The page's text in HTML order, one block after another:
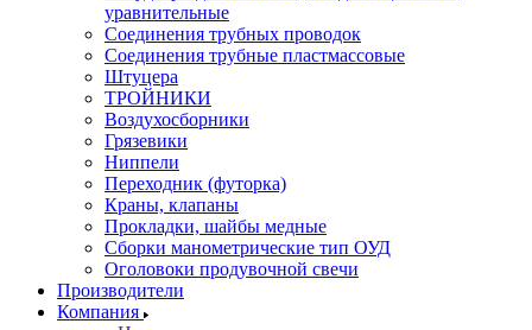
уравнительные
Соединения трубных проводок
Соединения трубные пластмассовые
Штуцера
ТРОЙНИКИ
Воздухосборники
Грязевики
Ниппели
Переходник (футорка)
Краны, клапаны
Прокладки, шайбы медные
Сборки манометрические тип ОУД
Оголовоки продувочной свечи
Производители
Компания